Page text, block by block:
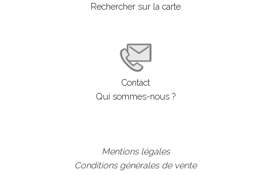
Rechercher sur la carte
Contact
Qui sommes-nous ?
Mentions légales
Conditions générales de vente